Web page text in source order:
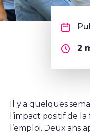
2
Il y a quelques
l’impact positif de
l’emploi. Deux ans